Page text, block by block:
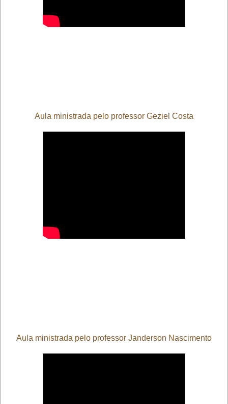
Aula ministrada pelo professor Geziel Costa
Aula ministrada pelo professor Janderson Nascimento